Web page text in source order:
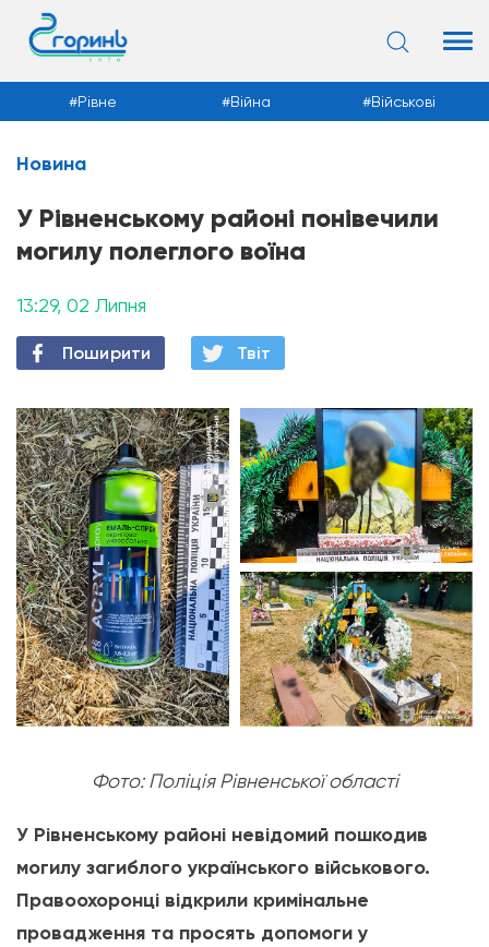
Новини
Рівне Війна Військові
Новина
У Рівненському районі понівечили
могилу полеглого воїна
13:29, 02 Липня
Поширити Твiт
Фото: Поліція Рівненської області
У Рівненському районі невідомий пошкодив
могилу загиблого українського військового.
Правоохоронці відкрили кримінальне
провадження та просять допомоги у